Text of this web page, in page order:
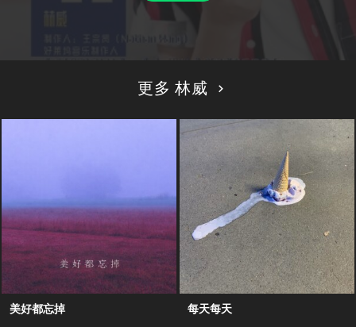
更多 林威
美好都忘掉 每天每天